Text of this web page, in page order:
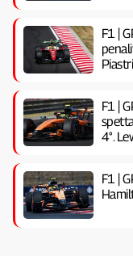
F1 |
F1 |
4°.
F1 |